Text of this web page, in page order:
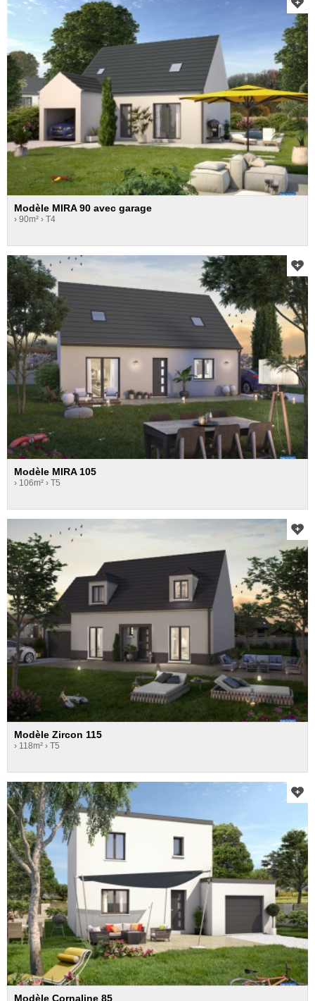
Modèle MIRA 90 avec garage
› 90m² › T4
Modèle MIRA 105
› 106m² › T5
Modèle Zircon 115
› 118m² › T5
Modèle Cornaline 85